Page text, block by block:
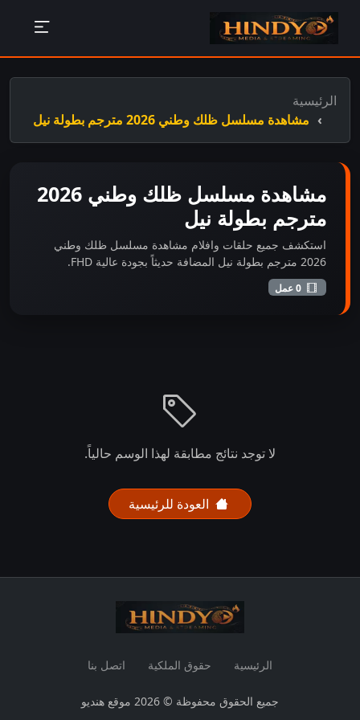
الرئيسية
مشاهدة مسلسل ظلك وطني 2026 مترجم بطولة نيل
مشاهدة مسلسل ظلك وطني 2026
مترجم بطولة نيل
استكشف جميع حلقات وافلام مشاهدة مسلسل ظلك وطني
2026 مترجم بطولة نيل المضافة حديثاً بجودة عالية FHD.
لا توجد نتائج مطابقة لهذا الوسم حالياً.
العودة للرئيسية
الرئيسية حقوق الملكية اتصل بنا
جميع الحقوق محفوظة © 2026 موقع هنديو